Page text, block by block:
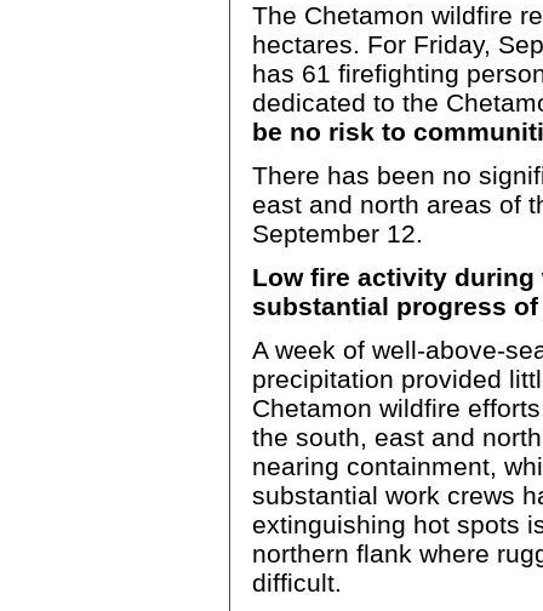
The Chetamon wildfire
hectares. For Friday,
has 61 firefighting
dedicated to the
be no risk to
There has been no
east and north areas of
September 12.
Low fire activity during
substantial progress
A week of well-above-
precipitation provided
Chetamon wildfire
the south, east and
nearing containment,
substantial work crews
extinguishing hot spots
northern flank where
difficult.